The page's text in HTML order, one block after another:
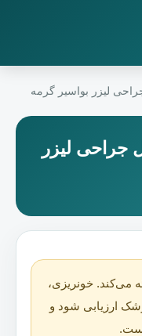
لیزر بواسیر گرمه
جراحی لیزر
می‌کند. خونریزی،
ارزیابی شود و